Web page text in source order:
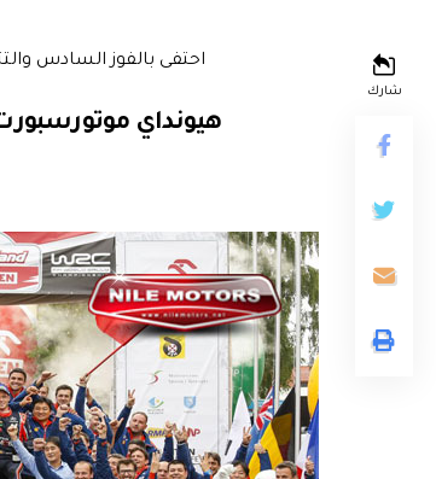
شارك
احتفى بالفوز السادس
هيونداي موتورسبورت